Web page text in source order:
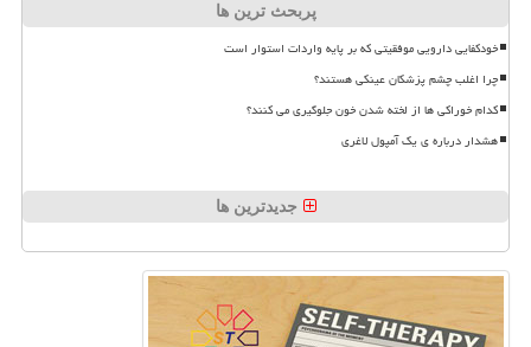
پربحث ترین ها
خودکفایی دارویی موفقیتی که بر پایه واردات استوار است
چرا اغلب چشم پزشکان عینکی هستند؟
کدام خوراکی ها از لخته شدن خون جلوگیری می کنند؟
هشدار درباره ی یک آمپول لاغری
جدیدترین ها